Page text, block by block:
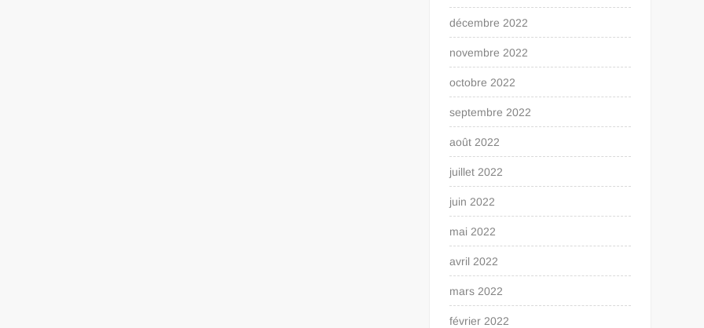
décembre 2022
novembre 2022
octobre 2022
septembre 2022
août 2022
juillet 2022
juin 2022
mai 2022
avril 2022
mars 2022
février 2022